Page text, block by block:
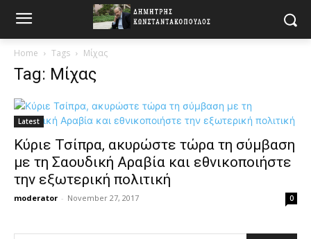
Home Tags Μίχας
Tag: Μίχας
Latest
Κύριε Τσίπρα, ακυρώστε τώρα τη σύμβαση
με τη Σαουδική Αραβία και εθνικοποιήστε
την εξωτερική πολιτική
moderator - November 27, 2017 0